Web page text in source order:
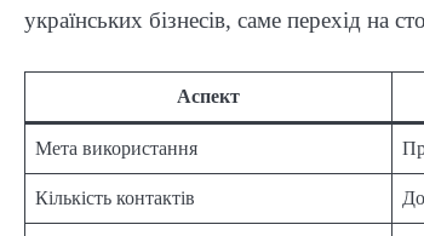
українських бізнесів, саме перехід на
Аспект
Мета використання
Кількість контактів